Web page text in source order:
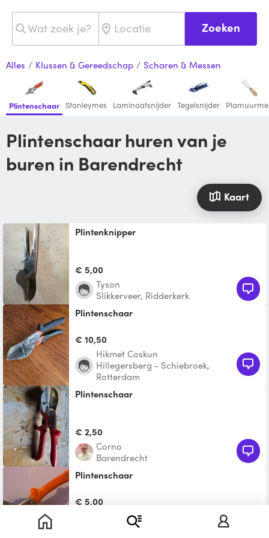
Zoeken
Alles / Klussen & Gereedschap / Scharen & Messen
Plintenschaar Stanleymes Laminaatsnijder Tegelsnijder
Plintenschaar huren van je
buren in Barendrecht
Kaart
Plintenknipper
€ 5,00
Tyson
Slikkerveer, Ridderkerk
Plintenschaar
€ 10,50
Hikmet Coskun
Hillegersberg - Schiebroek,
Rotterdam
Plintenschaar
€ 2,50
Corno
Barendrecht
plintenschaar
€ 5,00
Hillegersberg-Schiebroek,